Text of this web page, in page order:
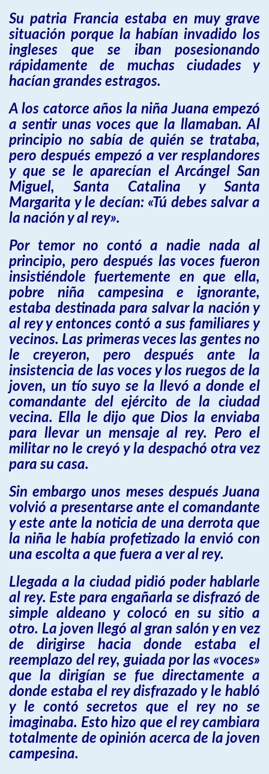
Su patria Francia estaba en muy grave
situación porque la habían invadido los
ingleses que se iban posesionando
rápidamente de muchas ciudades y
hacían grandes estragos.
A los catorce años la niña Juana empezó
a sentir unas voces que la llamaban. Al
principio no sabía de quién se trataba,
pero después empezó a ver resplandores
y que se le aparecían el Arcángel San
Miguel, Santa Catalina y Santa
Margarita y le decían: «Tú debes salvar a
la nación y al rey».
Por temor no contó a nadie nada al
principio, pero después las voces fueron
insistiéndole fuertemente en que ella,
pobre niña campesina e ignorante,
estaba destinada para salvar la nación y
al rey y entonces contó a sus familiares y
vecinos. Las primeras veces las gentes no
le creyeron, pero después ante la
insistencia de las voces y los ruegos de la
joven, un tío suyo se la llevó a donde el
comandante del ejército de la ciudad
vecina. Ella le dijo que Dios la enviaba
para llevar un mensaje al rey. Pero el
militar no le creyó y la despachó otra vez
para su casa.
Sin embargo unos meses después Juana
volvió a presentarse ante el comandante
y este ante la noticia de una derrota que
la niña le había profetizado la envió con
una escolta a que fuera a ver al rey.
Llegada a la ciudad pidió poder hablarle
al rey. Este para engañarla se disfrazó de
simple aldeano y colocó en su sitio a
otro. La joven llegó al gran salón y en vez
de dirigirse hacia donde estaba el
reemplazo del rey, guiada por las «voces»
que la dirigían se fue directamente a
donde estaba el rey disfrazado y le habló
y le contó secretos que el rey no se
imaginaba. Esto hizo que el rey cambiara
totalmente de opinión acerca de la joven
campesina.